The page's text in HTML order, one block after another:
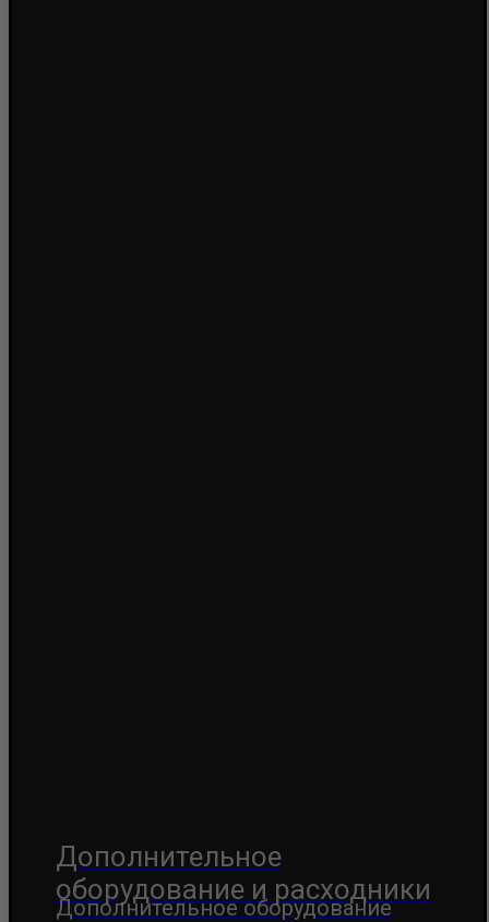
Дополнительное
оборудование и расходники
Дополнительное оборудование